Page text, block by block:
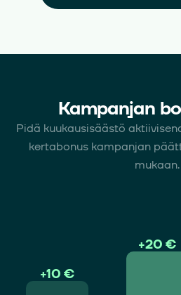
Kampanjan
Pidä kuukausisäästö
kertabonus kampanjan
mukaan.
+10 €
+20 €